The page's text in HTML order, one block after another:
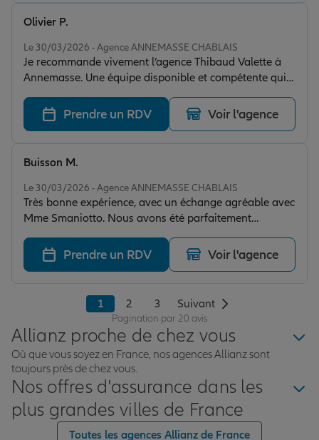
Le 30/03/2026 - Agence ANNEMASSE CHABLAIS
Je recommande vivement l’agence Thibaud Valette à
Annemasse. Une équipe disponible et compétente qui
gère l’ensemble de mes contrats d’assurance, aussi
bien pro que perso. Je remercie tout particulièrement
M. Vesin pour sa bienveillance et ses conseils toujours
avisés au fil des années.
Olivier P.
Prendre un RDV Voir l'agence
Le 30/03/2026 - Agence ANNEMASSE CHABLAIS
Très bonne expérience, avec un échange agréable avec
Mme Smaniotto. Nous avons été parfaitement
renseignés sur les différentes propositions de contrat
Buisson M.
Prendre un RDV Voir l'agence
1 2 3 Suivant
Pagination par 20 avis
Allianz proche de chez vous
Où que vous soyez en France, nos agences Allianz sont
toujours près de chez vous.
Nos offres d'assurance dans les
plus grandes villes de France
Toutes les agences Allianz de France